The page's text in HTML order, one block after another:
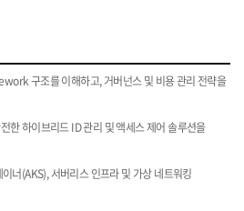
구조를 이해하고, 거버넌스 및 비용 관리 전략을
한 하이브리드 ID 관리 및 액세스 제어 솔루션을
너(AKS), 서버리스 인프라 및 가상 네트워킹